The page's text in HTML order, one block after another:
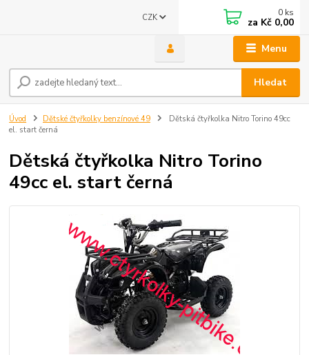
Menu
CZK
Hledat
0 ks
za Kč 0,00
Úvod Dětské čtyřkolky benzínové 49
Dětská čtyřkolka Nitro Torino 49cc
el. start černá
Dětská čtyřkolka Nitro Torino
49cc el. start černá